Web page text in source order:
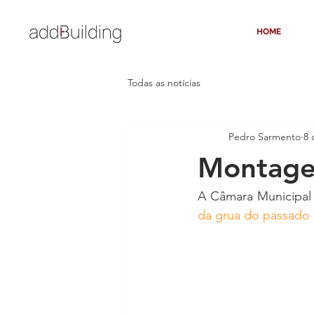
HOME
Todas as notícias
Pedro Sarmento 8
A Câmara
da grua do